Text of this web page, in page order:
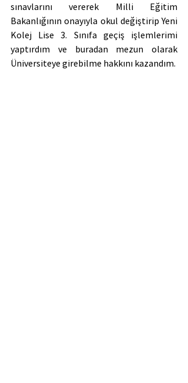
sınavlarını vererek Milli Eğitim
Bakanlığının onayıyla okul değiştirip Yeni
Kolej Lise 3. Sınıfa geçiş işlemlerimi
yaptırdım ve buradan mezun olarak
Üniversiteye girebilme hakkını kazandım.